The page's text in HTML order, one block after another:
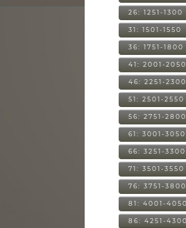
26: 1251-1300
31: 1501-1550
36: 1751-1800
41: 2001-2050
46: 2251-2300
51: 2501-2550
56: 2751-2800
61: 3001-3050
66: 3251-3300
71: 3501-3550
76: 3751-3800
81: 4001-4050
86: 4251-4300